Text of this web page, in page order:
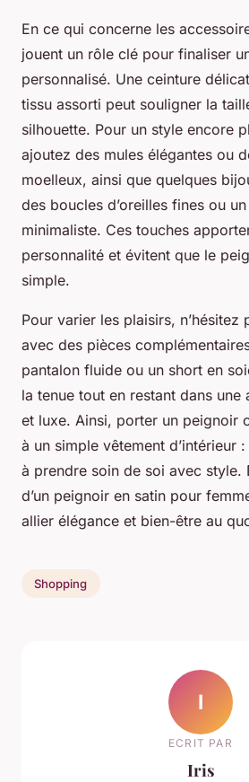
En ce qui concerne les
jouent un rôle clé pour finaliser
personnalisé. Une ceinture
tissu assorti peut souligner la
silhouette. Pour un style encore
ajoutez des mules élégantes ou
moelleux, ainsi que quelques
des boucles d’oreilles fines ou
minimaliste. Ces touches
personnalité et évitent que le
simple.
Pour varier les plaisirs, n’hésitez
avec des pièces
pantalon fluide ou un short en
la tenue tout en restant dans une
et luxe. Ainsi, porter un peignoir
à un simple vêtement d’intérieur
à prendre soin de soi avec style.
d’un peignoir en satin pour
allier élégance et bien-être au
Shopping
I
ECRIT PAR
Iris